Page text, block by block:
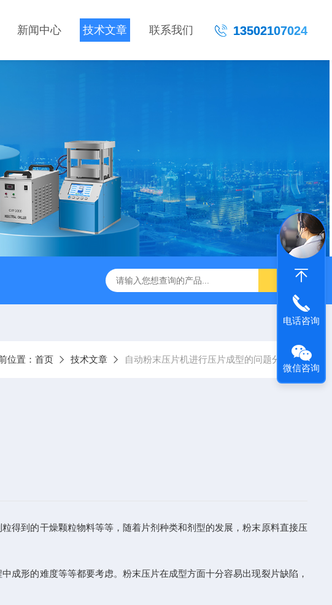
13502107024
新闻中心 技术文章 联系我们
位置： 首页 技术文章 自动粉末压片机进行压片成型的问题分析
到的干燥颗粒物料等等，随着片剂种类和剂型的发展，粉末原料直接压
形的难度等等都要考虑。粉末压片在成型方面十分容易出现裂片缺陷，
电话咨询
微信咨询